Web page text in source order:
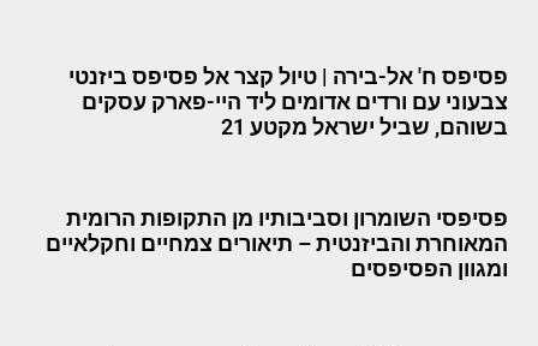
פסיפס ח' אל-בירה | טיול קצר אל פסיפס ביזנטי
צבעוני עם ורדים אדומים ליד היי-פארק עסקים
בשוהם, שביל ישראל מקטע 21
פסיפסי השומרון וסביבותיו מן התקופות הרומית
המאוחרת והביזנטית – תיאורים צמחיים וחקלאיים
ומגוון הפסיפסים